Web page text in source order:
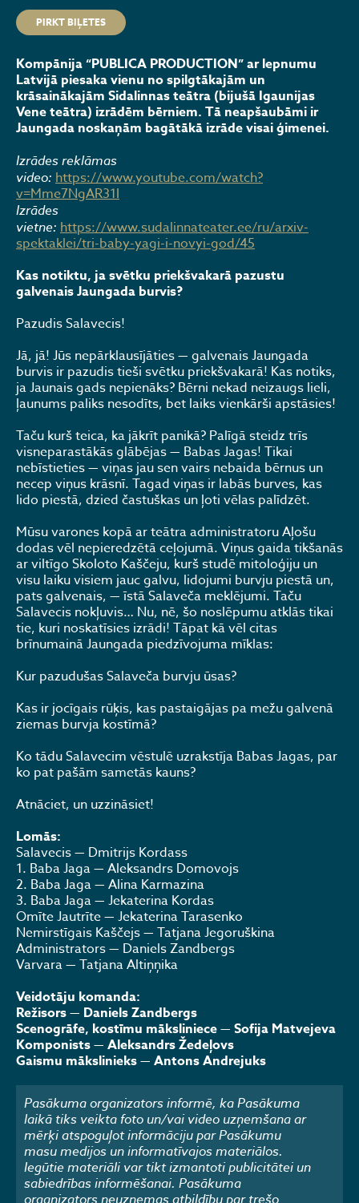
PIRKT BIĻETES
Kompānija “PUBLICA PRODUCTION” ar lepnumu
Latvijā piesaka vienu no spilgtākajām un
krāsainākajām Sidalinnas teātra (bijušā Igaunijas
Vene teātra) izrādēm bērniem. Tā neapšaubāmi ir
Jaungada noskaņām bagātākā izrāde visai ģimenei.
Izrādes reklāmas
video: https://www.youtube.com/watch?
v=Mme7NgAR31I
Izrādes
vietne: https://www.sudalinnateater.ee/ru/arxiv-
spektaklei/tri-baby-yagi-i-novyi-god/45
Kas notiktu, ja svētku priekšvakarā pazustu
galvenais Jaungada burvis?
Pazudis Salavecis!
Jā, jā! Jūs nepārklausījāties — galvenais Jaungada
burvis ir pazudis tieši svētku priekšvakarā! Kas notiks,
ja Jaunais gads nepienāks? Bērni nekad neizaugs lieli,
ļaunums paliks nesodīts, bet laiks vienkārši apstāsies!
Taču kurš teica, ka jākrīt panikā? Palīgā steidz trīs
visneparastākās glābējas — Babas Jagas! Tikai
nebīstieties — viņas jau sen vairs nebaida bērnus un
necep viņus krāsnī. Tagad viņas ir labās burves, kas
lido piestā, dzied častuškas un ļoti vēlas palīdzēt.
Mūsu varones kopā ar teātra administratoru Aļošu
dodas vēl nepieredzētā ceļojumā. Viņus gaida tikšanās
ar viltīgo Skoloto Kaščeju, kurš studē mitoloģiju un
visu laiku visiem jauc galvu, lidojumi burvju piestā un,
pats galvenais, — īstā Salaveča meklējumi. Taču
Salavecis nokļuvis… Nu, nē, šo noslēpumu atklās tikai
tie, kuri noskatīsies izrādi! Tāpat kā vēl citas
brīnumainā Jaungada piedzīvojuma mīklas:
Kur pazudušas Salaveča burvju ūsas?
Kas ir jocīgais rūķis, kas pastaigājas pa mežu galvenā
ziemas burvja kostīmā?
Ko tādu Salavecim vēstulē uzrakstīja Babas Jagas, par
ko pat pašām sametās kauns?
Atnāciet, un uzzināsiet!
Lomās:
Salavecis — Dmitrijs Kordass
1. Baba Jaga — Aleksandrs Domovojs
2. Baba Jaga — Alina Karmazina
3. Baba Jaga — Jekaterina Kordas
Omīte Jautrīte — Jekaterina Tarasenko
Nemirstīgais Kaščejs — Tatjana Jegoruškina
Administrators — Daniels Zandbergs
Varvara — Tatjana Altiņņika
Veidotāju komanda:
Režisors — Daniels Zandbergs
Scenogrāfe, kostīmu māksliniece — Sofija Matvejeva
Komponists — Aleksandrs Žedeļovs
Gaismu mākslinieks — Antons Andrejuks
Pasākuma organizators informē, ka Pasākuma
laikā tiks veikta foto un/vai video uzņemšana ar
mērķi atspoguļot informāciju par Pasākumu
masu medijos un informatīvajos materiālos.
Iegūtie materiāli var tikt izmantoti publicitātei un
sabiedrības informēšanai. Pasākuma
organizators neuzņemas atbildību par trešo